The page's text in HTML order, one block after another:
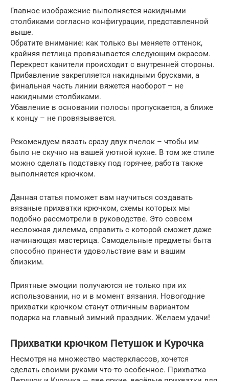
Главное изображение выполняется накидными
столбиками согласно конфигурации, представленной
выше.
Обратите внимание: как только вы меняете оттенок,
крайняя петлица провязывается следующим окрасом.
Перекрест канители происходит с внутренней стороны.
Прибавление закрепляется накидными брусками, а
финальная часть линии вяжется наоборот – не
накидными столбиками.
Убавление в основании полосы пропускается, а ближе
к концу – не провязывается.
Рекомендуем вязать сразу двух пчелок – чтобы им
было не скучно на вашей уютной кухне. В том же стиле
можно сделать подставку под горячее, работа также
выполняется крючком.
Данная статья поможет вам научиться создавать
вязаные прихватки крючком, схемы которых мы
подобно рассмотрели в руководстве. Это совсем
несложная дилемма, справить с которой сможет даже
начинающая мастерица. Самодельные предметы быта
способно принести удовольствие вам и вашим
близким.
Приятные эмоции получаются не только при их
использовании, но и в момент вязания. Новогодние
прихватки крючком станут отличным вариантом
подарка на главный зимний праздник. Желаем удачи!
Прихватки крючком Петушок и Курочка
Несмотря на множество мастерклассов, хочется
сделать своими руками что-то особенное. Прихватка